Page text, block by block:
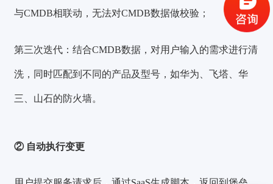
与CMDB相联动，无法对CMDB数据做校验；
第三次迭代：结合CMDB数据，对用户输入的需求进行清
洗，同时匹配到不同的产品及型号，如华为、飞塔、华
三、山石的防火墙。
② 自动执行变更
获取验证码